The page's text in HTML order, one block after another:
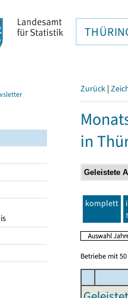
Zurück |
in
komplett
Betriebe mit